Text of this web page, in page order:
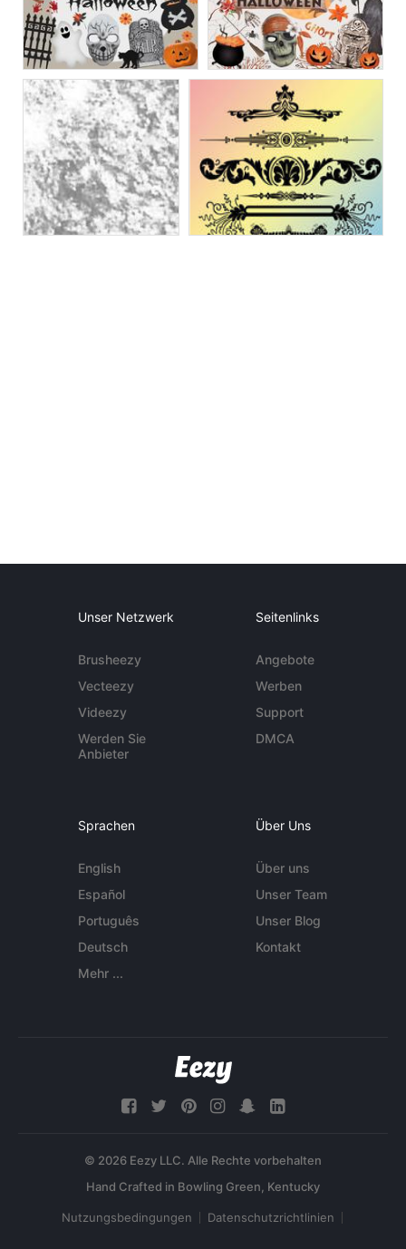
Unser Netzwerk
Brusheezy
Vecteezy
Videezy
Werden Sie
Anbieter
Seitenlinks
Angebote
Werben
Support
DMCA
Sprachen
English
Español
Português
Deutsch
Mehr ...
Über Uns
Über uns
Unser Team
Unser Blog
Kontakt
© 2026 Eezy LLC. Alle Rechte vorbehalten
Nutzungsbedingungen Datenschutzrichtlinien